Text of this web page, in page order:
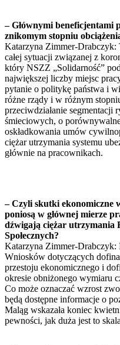
– Głównymi beneficjentami
znikomym stopniu
Katarzyna Zimmer-
całej sytuacji związanej z
który NSZZ „Solidarność”
największej liczby miejsc
pytanie o politykę państwa i
różne rządy i w różnym
przeciwdziałanie segmentacji
śmieciowych, o
oskładkowania umów
ciężar utrzymania systemu
głównie na pracownikach.
– Czyli skutki ekonomiczne
poniosą w głównej mierze
dźwigają ciężar utrzymania
Społecznych?
Katarzyna Zimmer-Drabczyk:
Wniosków dotyczących
przestoju ekonomicznego i
okresie obniżonego wymiaru
Co może oznaczać wzrost
będą dostępne informacje o
Maląg wskazała koniec
pewności, jak duża jest to